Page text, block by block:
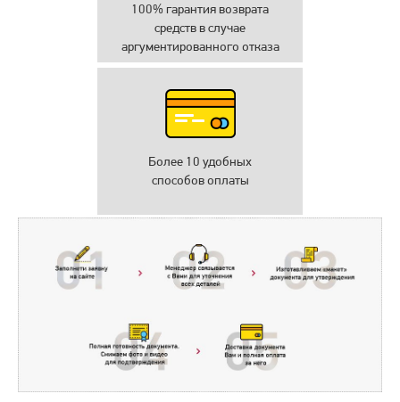
100% гарантия возврата
средств в случае
аргументированного отказа
Более 10 удобных
способов оплаты